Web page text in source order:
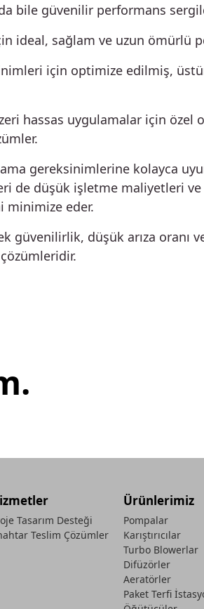
bile güvenilir performans
ideal, sağlam ve uzun ömürlü
için optimize edilmiş,
hassas uygulamalar için özel
gereksinimlerine kolayca
de düşük işletme maliyetleri
minimize eder.
güvenilirlik, düşük arıza oranı
Tasarım Desteği
Teslim Çözümler
Ürünlerimiz
Pompalar
Karıştırıcılar
Turbo Blowerlar
Difüzörler
Aeratörler
Paket Terfi